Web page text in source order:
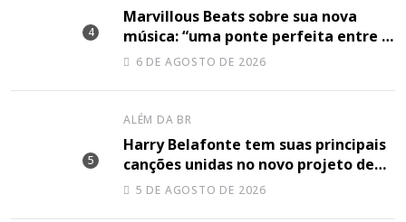
Marvillous Beats sobre sua nova
música: “uma ponte perfeita entre o
hip-hop underground e a elegância
6 DE AGOSTO DE 2026
ALÉM DA BR
Harry Belafonte tem suas principais
canções unidas no novo projeto de
Sir5 DE AGOSTO DE 2026